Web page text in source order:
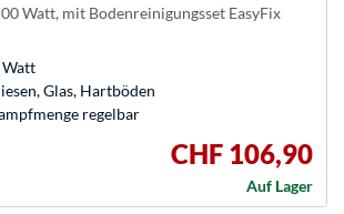
Watt, mit Bodenreinigungsset EasyFix
Watt
Glas, Hartböden
regelbar
CHF 106,90
Auf Lager